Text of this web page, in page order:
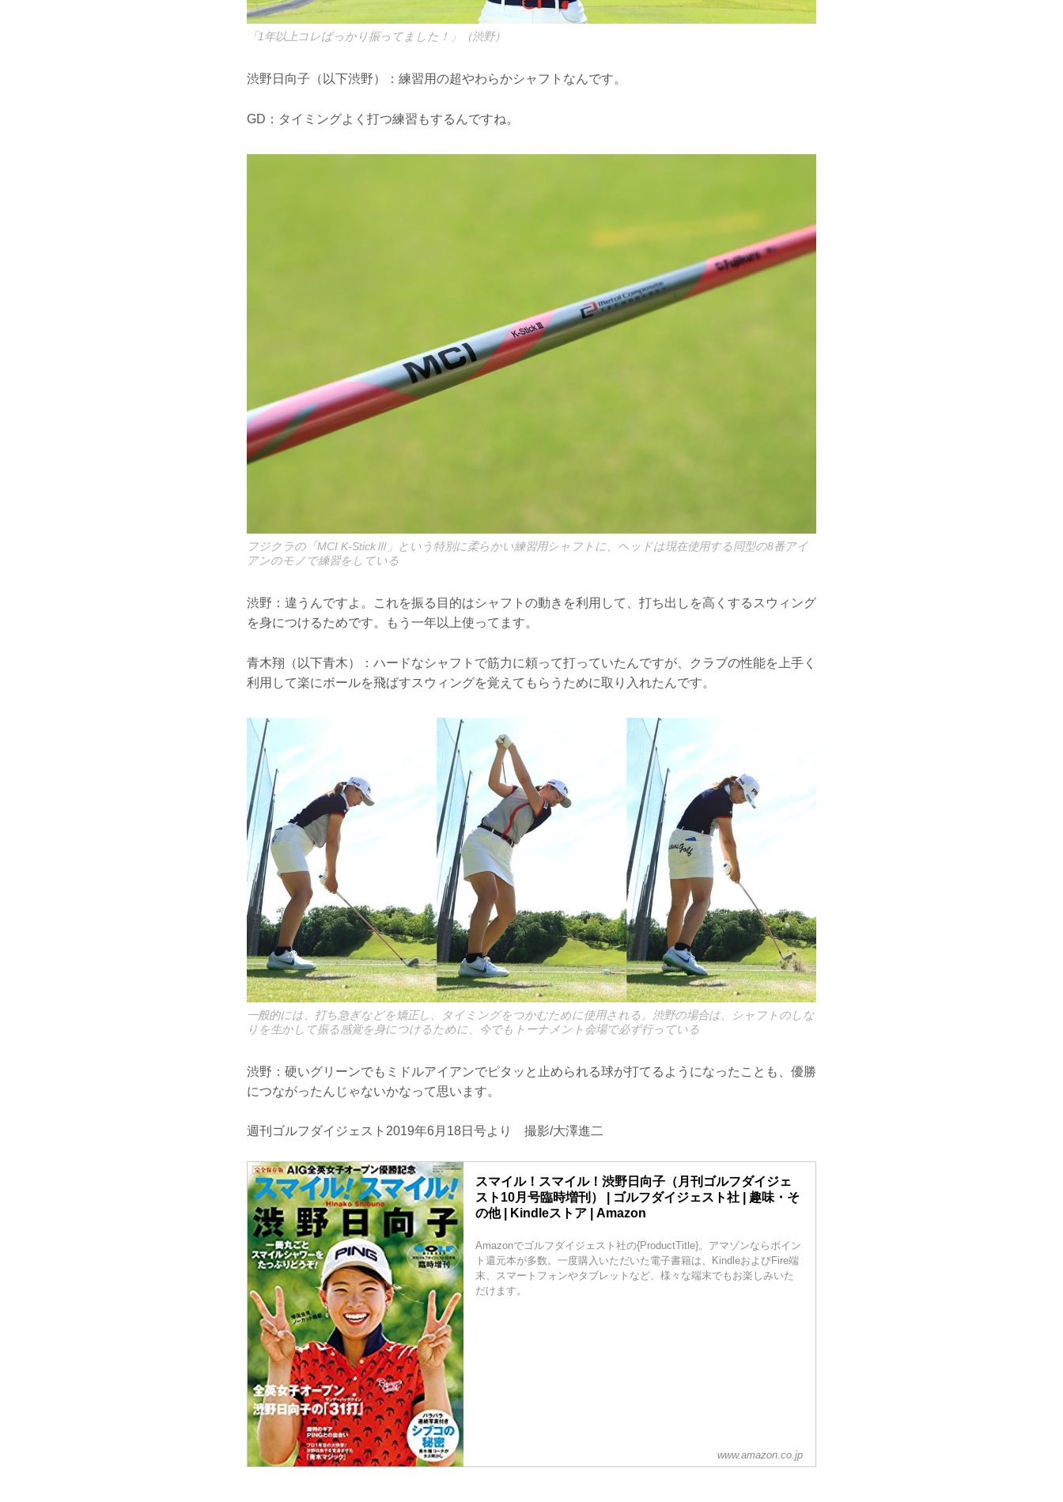
「1年以上コレばっかり振ってました！」（渋野）
渋野日向子（以下渋野）：練習用の超やわらかシャフトなんです。
GD：タイミングよく打つ練習もするんですね。
フジクラの「MCI K-StickⅢ」という特別に柔らかい練習用シャフトに、ヘッドは現在使用する同型の8番アイ
アンのモノで練習をしている
渋野：違うんですよ。これを振る目的はシャフトの動きを利用して、打ち出しを高くするスウィング
を身につけるためです。もう一年以上使ってます。
青木翔（以下青木）：ハードなシャフトで筋力に頼って打っていたんですが、クラブの性能を上手く
利用して楽にボールを飛ばすスウィングを覚えてもらうために取り入れたんです。
一般的には、打ち急ぎなどを矯正し、タイミングをつかむために使用される。渋野の場合は、シャフトのしな
りを生かして振る感覚を身につけるために、今でもトーナメント会場で必ず行っている
渋野：硬いグリーンでもミドルアイアンでピタッと止められる球が打てるようになったことも、優勝
につながったんじゃないかなって思います。
週刊ゴルフダイジェスト2019年6月18日号より 撮影/大澤進二
スマイル！スマイル！渋野日向子（月刊ゴルフダイジェ
スト10月号臨時増刊） | ゴルフダイジェスト社 | 趣味・そ
の他 | Kindleストア | Amazon
Amazonでゴルフダイジェスト社の{ProductTitle}。アマゾンならポイン
ト還元本が多数。一度購入いただいた電子書籍は、KindleおよびFire端
末、スマートフォンやタブレットなど、様々な端末でもお楽しみいた
だけます。
www.amazon.co.jp